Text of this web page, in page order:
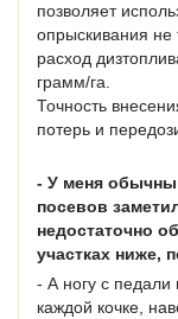
позволяет
опрыскивания
расход
грамм/га.
Точность
потерь и
- У меня
посевов
недостаточно
участках ниже,
- А ногу с педали
каждой кочке,